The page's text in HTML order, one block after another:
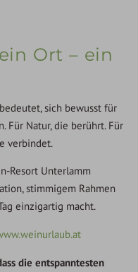
Ort – ein
sich bewusst für
Für Natur, die berührt. Für
verbindet.
Resort Unterlamm
stimmigem Rahmen
einzigartig macht.
die entspanntesten